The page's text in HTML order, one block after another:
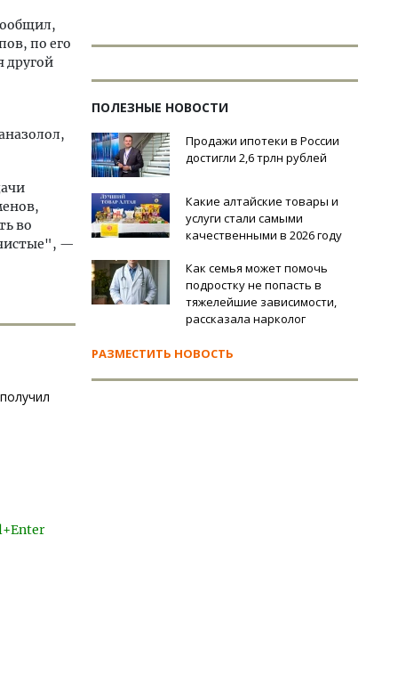
по его
другой
во
—
ПОЛЕЗНЫЕ НОВОСТИ
Продажи ипотеки в России
достигли 2,6 трлн рублей
Какие алтайские товары и
услуги стали самыми
качественными в 2026 году
Как семья может помочь
подростку не попасть в
тяжелейшие зависимости,
рассказала нарколог
РАЗМЕСТИТЬ НОВОСТЬ